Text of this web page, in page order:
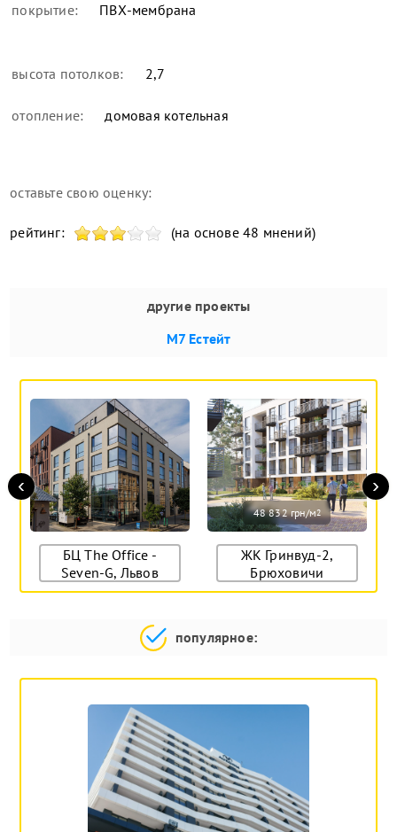
покрытие: ПВХ-мембрана
высота потолков: 2,7
отопление: домовая котельная
оставьте свою оценку:
рейтинг: (на основе 48 мнений)
другие проекты
М7 Естейт
БЦ The Office -
Seven-G, Львов
48 832 грн/м2
ЖК Гринвуд-2,
Брюховичи
‹ ›
популярное: